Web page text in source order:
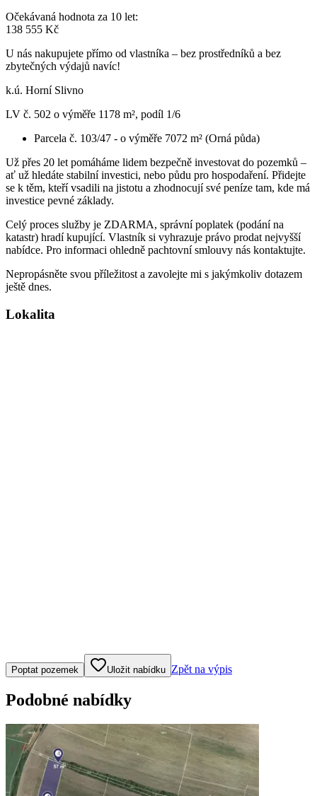
Očekávaná hodnota za 10 let:
138 555 Kč
U nás nakupujete přímo od vlastníka – bez prostředníků a bez
zbytečných výdajů navíc!
k.ú. Horní Slivno
LV č. 502 o výměře 1178 m², podíl 1/6
Parcela č. 103/47 - o výměře 7072 m² (Orná půda)
Už přes 20 let pomáháme lidem bezpečně investovat do pozemků –
ať už hledáte stabilní investici, nebo půdu pro hospodaření. Přidejte
se k těm, kteří vsadili na jistotu a zhodnocují své peníze tam, kde má
investice pevné základy.
Celý proces služby je ZDARMA, správní poplatek (podání na
katastr) hradí kupující. Vlastník si vyhrazuje právo prodat nejvyšší
nabídce. Pro informaci ohledně pachtovní smlouvy nás kontaktujte.
Nepropásněte svou příležitost a zavolejte mi s jakýmkoliv dotazem
ještě dnes.
Lokalita
Klepněte nebo klikněte pro ovládání mapy
Poptat pozemek Uložit nabídku Zpět na výpis
Podobné nabídky